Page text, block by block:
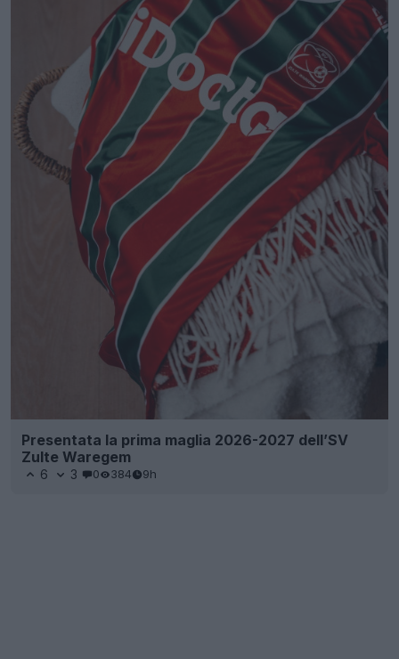
Presentata la prima maglia 2026-2027 dell’SV
Zulte Waregem
6 3 0 384 9h